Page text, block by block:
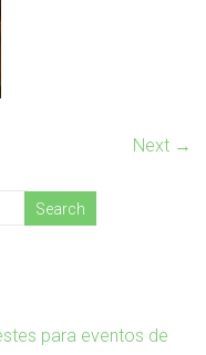
Next →
para eventos de